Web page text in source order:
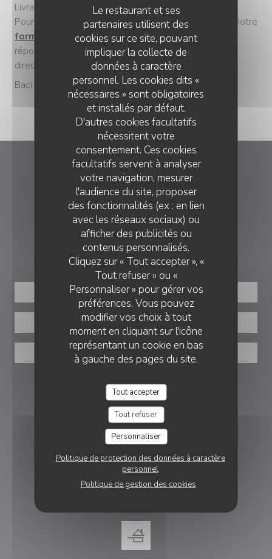
Le restaurant et ses
partenaires utilisent des
cookies sur ce site, pouvant
impliquer la collecte de
données à caractère
personnel. Les cookies dits «
nécessaires » sont obligatoires
et installés par défaut.
D'autres cookies facultatifs
nécessitent votre
consentement. Ces cookies
facultatifs servent à analyser
votre navigation, mesurer
l'audience du site, proposer
des fonctionnalités (ex : en lien
avec les réseaux sociaux) ou
afficher des publicités ou
contenus personnalisés.
Cliquez sur « Tout accepter », «
Tout refuser » ou «
Personnaliser » pour gérer vos
préférences. Vous pouvez
modifier vos choix à tout
moment en cliquant sur l'icône
représentant un cookie en bas
à gauche des pages du site.
Tout accepter
Tout refuser
Personnaliser
Politique de protection des données à caractère
personnel
Politique de gestion des cookies
Livraison de repas (menu complet ou pizze)
Pour toute demande, envoyez-vous un message via notre
formulaire de contactet nous tâcherons de vous
répondre dans les plus brefs délais ou appelez-nous
directement au 01 45 23 20 05.
Baci Baci !
ZAZZA
18 rue du Faubourg Poissonnière 75010 Paris
01 45 23 20 05
RÉSERVATION
RÉSERVER
PRIVATISER
VENTE À EMPORTER
NOUS SUIVRE
Facebook ((ouvre une nouvelle
Instagram ((ouvre une
NEWSLETTER
DISTINCTIONS